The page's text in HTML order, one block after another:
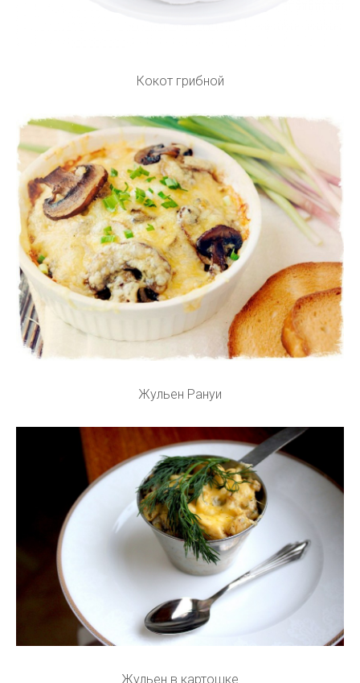
Кокот грибной
Жульен Рануи
Жульен в картошке